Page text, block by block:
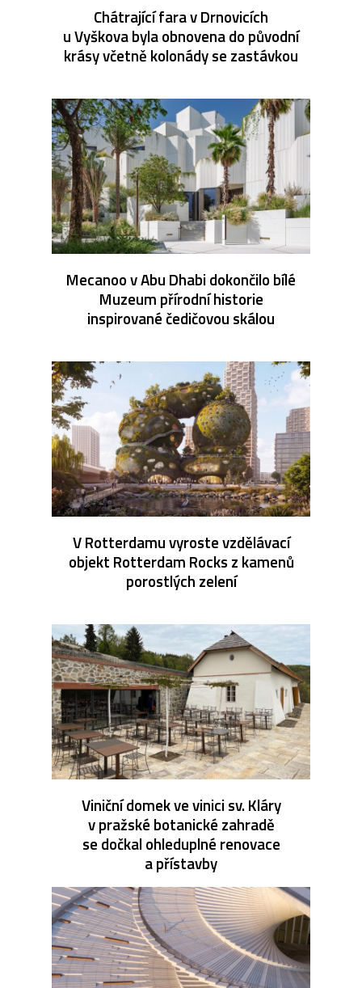
Chátrající fara v Drnovicích
u Vyškova byla obnovena do původní
krásy včetně kolonády se zastávkou
Mecanoo v Abu Dhabi dokončilo bílé
Muzeum přírodní historie
inspirované čedičovou skálou
V Rotterdamu vyroste vzdělávací
objekt Rotterdam Rocks z kamenů
porostlých zelení
Viniční domek ve vinici sv. Kláry
v pražské botanické zahradě
se dočkal ohleduplné renovace
a přístavby